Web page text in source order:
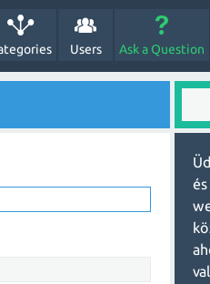
Users Ask a Question